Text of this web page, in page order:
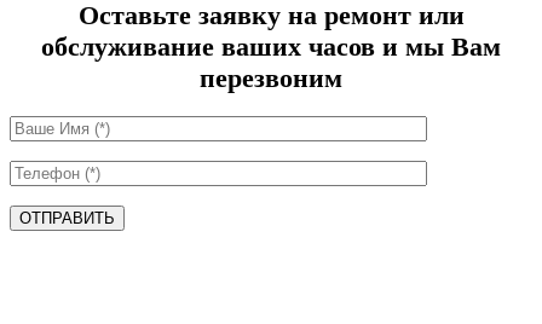
Оставьте заявку на ремонт или
обслуживание ваших часов и мы Вам
перезвоним
ОТПРАВИТЬ